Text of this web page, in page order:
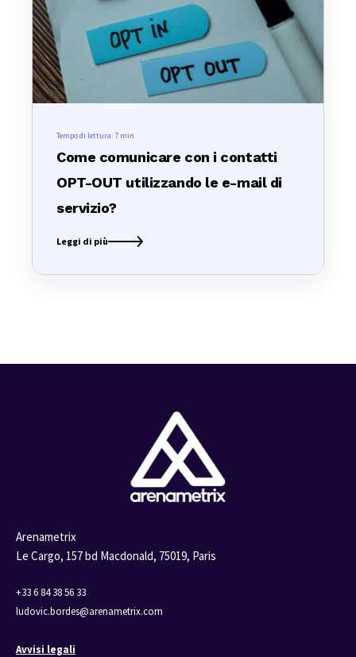
Tempo di lettura:7 min
Come comunicare con i contatti
OPT-OUT utilizzando le e-mail di
servizio?
Leggi di più
Arenametrix
Le Cargo, 157 bd Macdonald, 75019, Paris
+33 6 84 38 56 33
ludovic.bordes@arenametrix.com
Avvisi legali